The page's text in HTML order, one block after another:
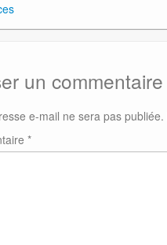
un commentaire
e-mail ne sera pas publiée.
*